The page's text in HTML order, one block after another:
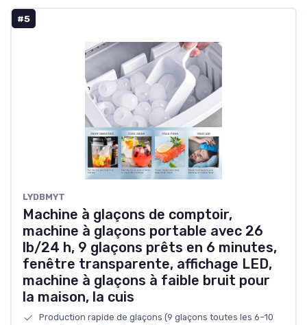
#5
‎LYDBMYT
Machine à glaçons de comptoir,
machine à glaçons portable avec 26
lb/24 h, 9 glaçons prêts en 6 minutes,
fenêtre transparente, affichage LED,
machine à glaçons à faible bruit pour
la maison, la cuis
Production rapide de glaçons (9 glaçons toutes les 6–10